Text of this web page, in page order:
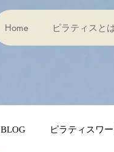
Home ピラティスと
BLOG ピラティスワ